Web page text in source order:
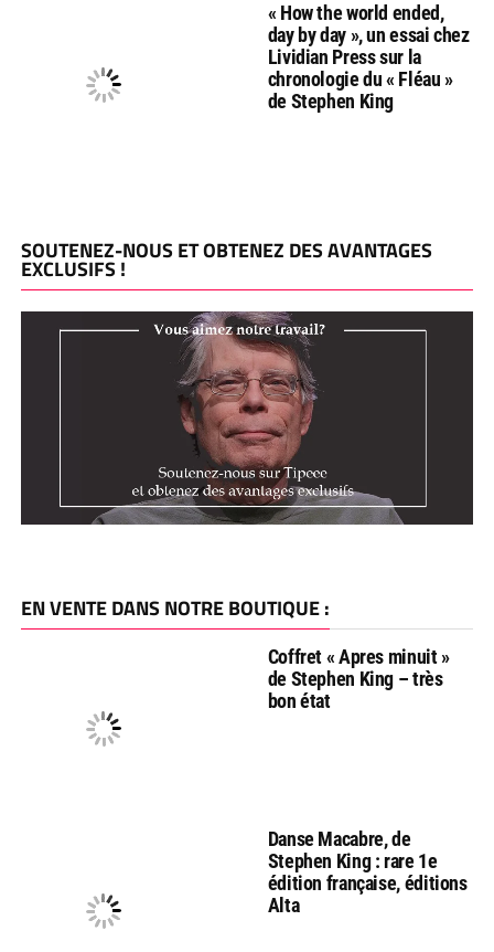
« How the world ended,
day by day », un essai chez
Lividian Press sur la
chronologie du « Fléau »
de Stephen King
SOUTENEZ-NOUS ET OBTENEZ DES AVANTAGES
EXCLUSIFS !
EN VENTE DANS NOTRE BOUTIQUE :
Coffret « Apres minuit »
de Stephen King – très
bon état
Danse Macabre, de
Stephen King : rare 1e
édition française, éditions
Alta